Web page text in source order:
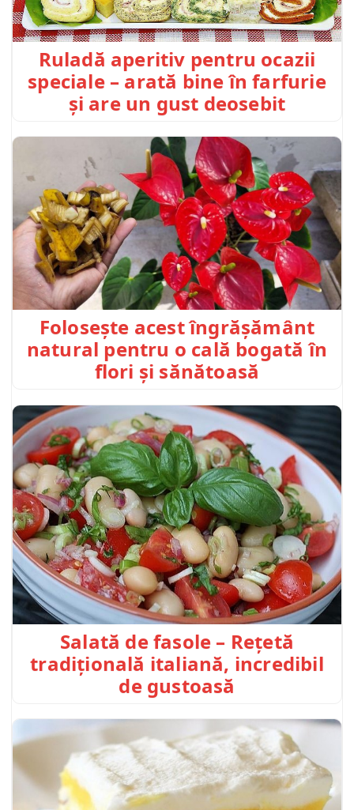
Ruladă aperitiv pentru ocazii
speciale – arată bine în farfurie
și are un gust deosebit
Folosește acest îngrășământ
natural pentru o cală bogată în
flori și sănătoasă
Salată de fasole – Rețetă
tradițională italiană, incredibil
de gustoasă